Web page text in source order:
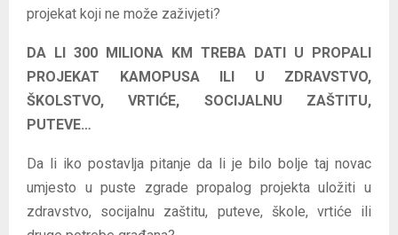
projekat koji ne može zaživjeti?
DA LI 300 MILIONA KM TREBA DATI U PROPALI
PROJEKAT KAMOPUSA ILI U ZDRAVSTVO,
ŠKOLSTVO, VRTIĆE, SOCIJALNU ZAŠTITU,
PUTEVE…
Da li iko postavlja pitanje da li je bilo bolje taj novac
umjesto u puste zgrade propalog projekta uložiti u
zdravstvo, socijalnu zaštitu, puteve, škole, vrtiće ili